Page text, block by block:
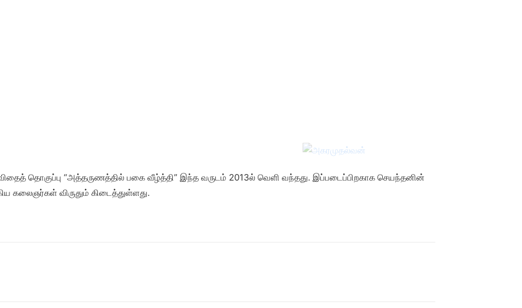
தொகுப்பு “அத்தருணத்தில் பகை வீழ்த்தி” இந்த வருடம் 2013ல் வெளி வந்தது. இப்படைப்பிறகாக செயந்தனின்
கலைஞர்கள் விருதும் கிடைத்துள்ளது.